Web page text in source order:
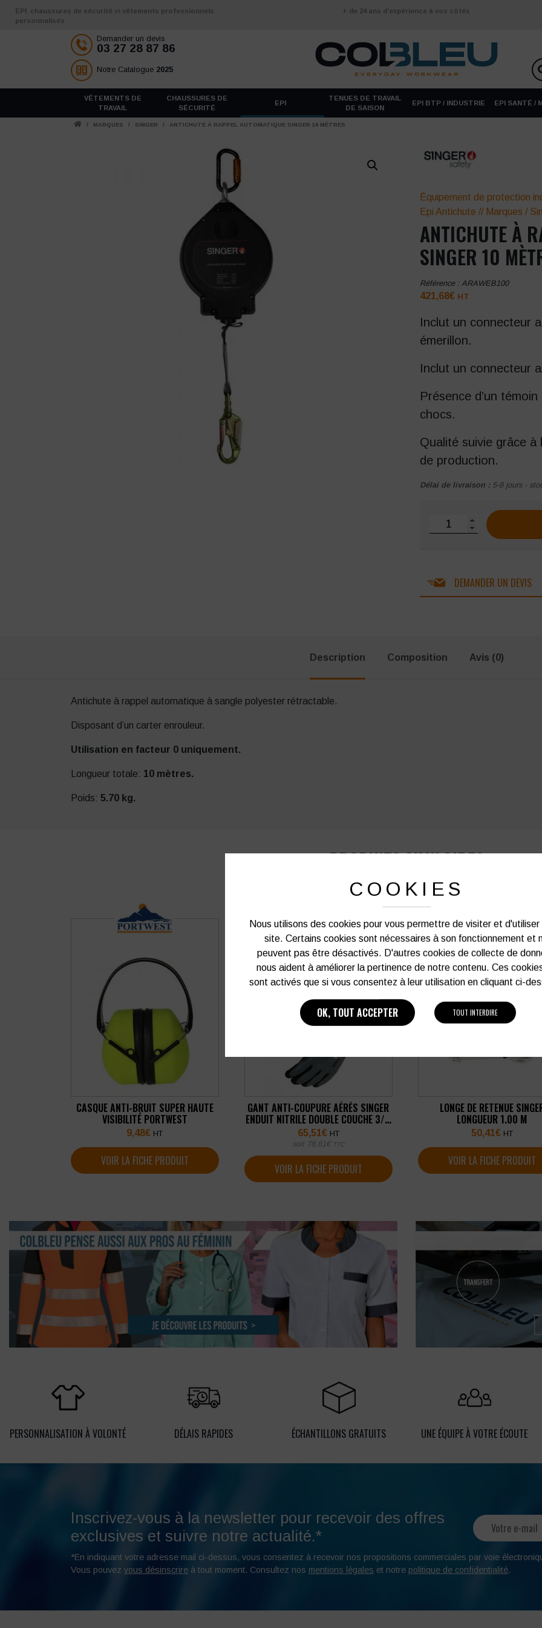
Aller au contenu
EPI chaussures de sécurité et vêtements professionnels
personnalisés
+ de 24 ans d’expérience à vos côtés
Demander un devis
03 27 28 87 86
Notre Catalogue 2025
VÊTEMENTS DE
TRAVAIL
CHAUSSURES DE
SÉCURITÉ
EPI
TENUES DE TRAVAIL
DE SAISON
EPI BTP / INDUSTRIE EPI SANTÉ /
/ MARQUES / SINGER / ANTICHUTE À RAPPEL AUTOMATIQUE SINGER 10 MÈTRES
Équipement de protection
Epi Antichute // Marques /
ANTICHUTE À
SINGER 10
Référence : ARAWEB100
421,68€ HT
Inclut un connecteur
émerillon.
Inclut un connecteur
Présence d’un
chocs.
Qualité suivie grâce à
de production.
Délai de livraison : 5-8 jours -
quantité de Antichute à
DEMANDER UN DEVIS
Description Composition Avis (0)
Antichute à rappel automatique à sangle polyester rétractable.
Disposant d’un carter enrouleur.
Utilisation en facteur 0 uniquement.
Longueur totale: 10 mètres.
Poids: 5.70 kg.
PRODUITS SIMILAIRES
CASQUE ANTI-BRUIT SUPER HAUTE
VISIBILITÉ PORTWEST
9,48€ HT
VOIR LA FICHE PRODUIT
GANT ANTI-COUPURE AÉRÉS SINGER
ENDUIT NITRILE DOUBLE COUCHE 3/4
ENDUIT JAUGE 13 (LOT DE 10 PAIRES)
65,51€ HT
soit 78,61 € TTC
VOIR LA FICHE PRODUIT
LONGE DE RETENUE
LONGUEUR 1.00 M
50,41€ HT
VOIR LA FICHE PRODUIT
PERSONNALISATION À VOLONTÉ DÉLAIS RAPIDES ÉCHANTILLONS GRATUITS UNE ÉQUIPE À VOTRE ÉCOUTE
Inscrivez-vous à la newsletter pour recevoir des offres
exclusives et suivre notre actualité.*
*En indiquant votre adresse mail ci-dessus, vous consentez à recevoir nos propositions commerciales par voie
Vous pouvez vous désinscrire à tout moment. Consultez nos mentions légales et notre politique de confidentialité.
COOKIES
Nous utilisons des cookies pour vous permettre de visiter et d'utiliser
site. Certains cookies sont nécessaires à son fonctionnement et
peuvent pas être désactivés. D'autres cookies de collecte de
nous aident à améliorer la pertinence de notre contenu. Ces
sont activés que si vous consentez à leur utilisation en cliquant ci-
OK, TOUT ACCEPTER TOUT INTERDIRE